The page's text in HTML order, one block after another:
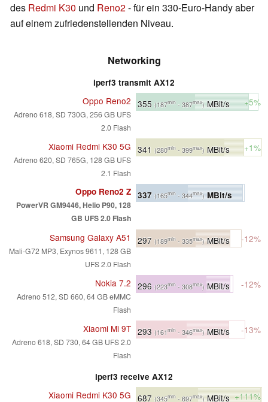
des Redmi K30 und Reno2- für ein 330-Euro-Handy aber
auf einem zufriedenstellenden Niveau.
Networking
iperf3 transmit AX12
Oppo Reno2
Adreno 618, SD 730G, 256 GB UFS
2.0 Flash
355 (187min - 387max)MBit/s +5%
Xiaomi Redmi K30 5G
Adreno 620, SD 765G, 128 GB UFS
2.1 Flash
341 (280min - 399max) MBit/s +1%
Oppo Reno2 Z
PowerVR GM9446, Helio P90, 128
GB UFS 2.0 Flash
337 (165min - 344max)MBit/s
Samsung Galaxy A51
Mali-G72 MP3, Exynos 9611, 128 GB
UFS 2.0 Flash
297 (189min - 335max)MBit/s -12%
Nokia 7.2
Adreno 512, SD 660, 64 GB eMMC
Flash
296 (223min - 308max) MBit/s -12%
Xiaomi Mi 9T
Adreno 618, SD 730, 64 GB UFS 2.0
Flash
293 (161min - 346max) MBit/s -13%
iperf3 receive AX12
Xiaomi Redmi K30 5G 687 (345min - 697max)MBit/s +111%